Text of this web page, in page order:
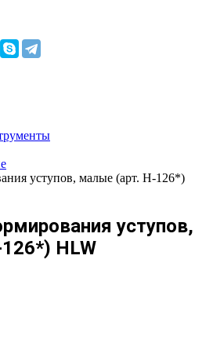
уступов, малые (арт. H-126*)
уступов,
HLW